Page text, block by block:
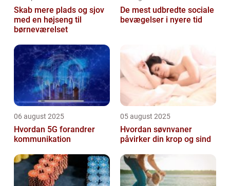
Skab mere plads og sjov
med en højseng til
børneværelset
De mest udbredte sociale
bevægelser i nyere tid
06 august 2025
Hvordan 5G forandrer
kommunikation
05 august 2025
Hvordan søvnvaner
påvirker din krop og sind